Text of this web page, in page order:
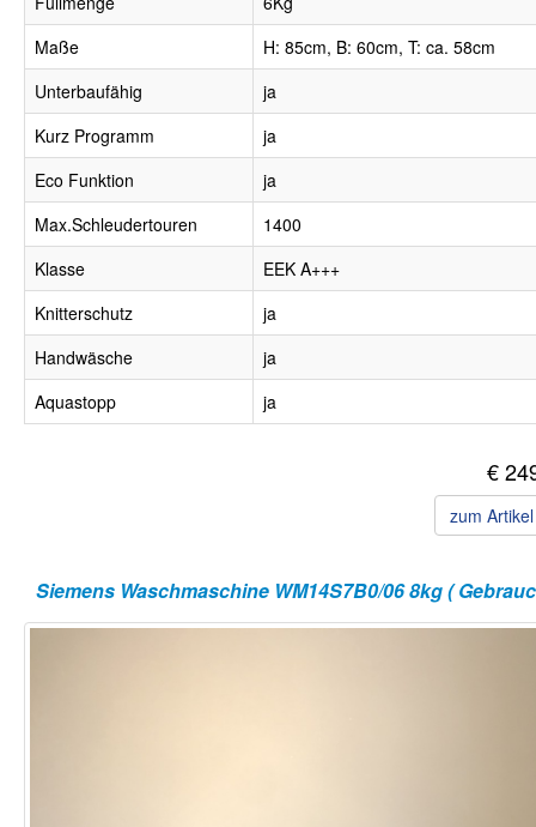
Maße
H: 85cm, B: 60cm, T: ca. 58cm
Unterbaufähig
ja
Kurz Programm
ja
Eco Funktion
ja
Max.Schleudertouren
1400
Klasse
EEK A+++
Knitterschutz
ja
Handwäsche
ja
Aquastopp
ja
€
zum